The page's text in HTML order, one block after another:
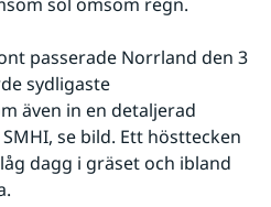
passerade Norrland den 3
sydligaste
även in en detaljerad
se bild. Ett hösttecken
dagg i gräset och ibland